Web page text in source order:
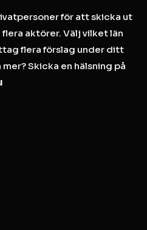
för att skicka ut
aktörer. Välj vilket län
flera förslag under ditt
Skicka en hälsning på